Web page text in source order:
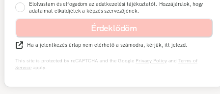
Elolvastam és elfogadom az adatkezelési tájékoztatót. Hozzájárulok, hogy
adataimat elküldjétek a képzés szervezőjének.
Érdeklődöm
Ha a jelentkezés űrlap nem elérhető a számodra, kérjük, itt jelezd.
This site is protected by reCAPTCHA and the Google Privacy Policy and Terms of
Service apply.